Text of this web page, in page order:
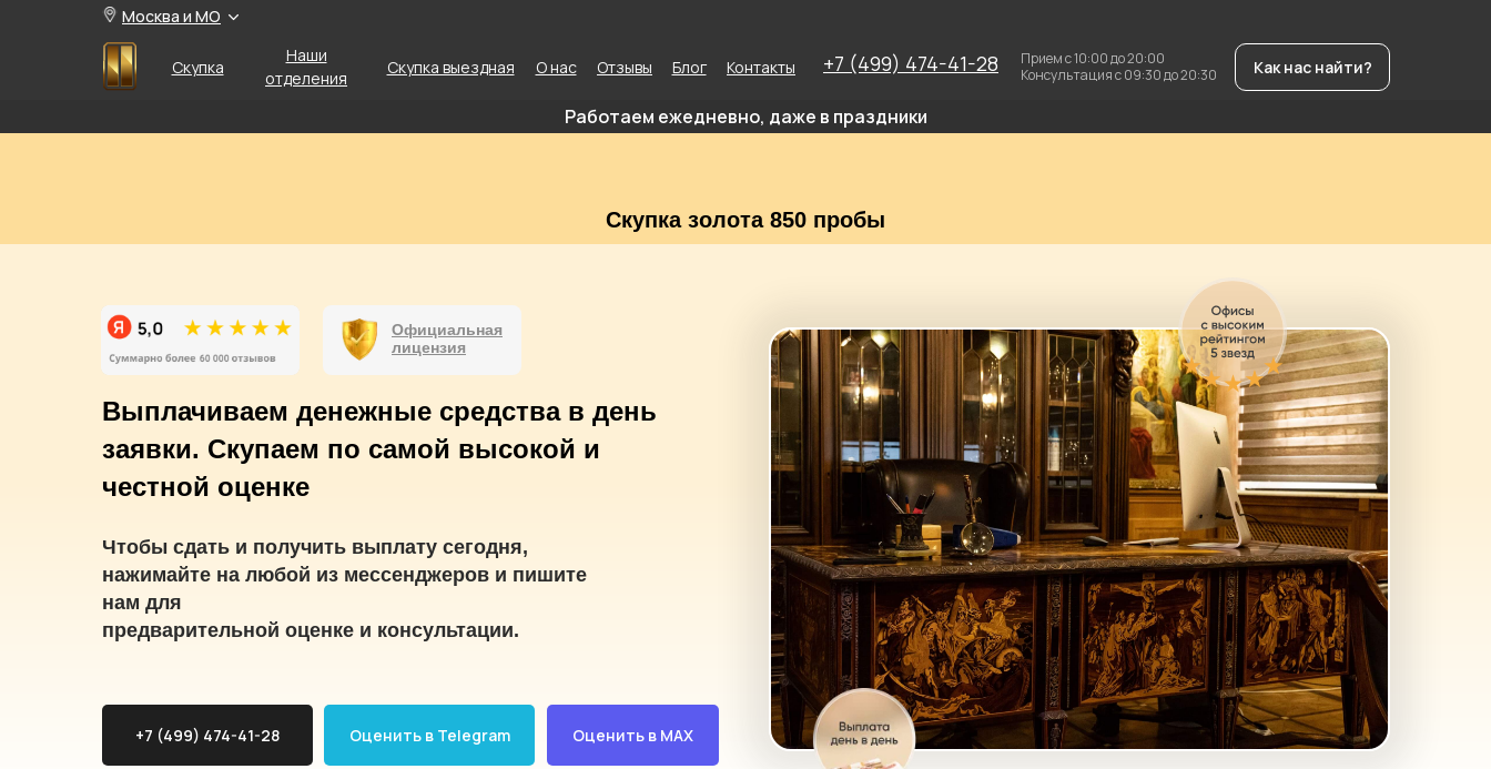
Москва и МО
Скупка
Наши
отделения
Скупка выездная О нас Отзывы Блог Контакты
Прием с 10:00 до 20:00
Консультация с 09:30 до 20:30
Как нас найти?
+7 (499) 474-41-28
Работаем ежедневно, даже в праздники
Скупка золота 850 пробы
Выплачиваем денежные средства в день
заявки. Скупаем по самой высокой и
честной оценке
Чтобы сдать и получить выплату сегодня,
нажимайте на любой из мессенджеров и пишите
нам для
предварительной оценке и консультации.
Официальная
лицензия
Оценить в Telegram
+7 (499) 474-41-28 Оценить в MAX